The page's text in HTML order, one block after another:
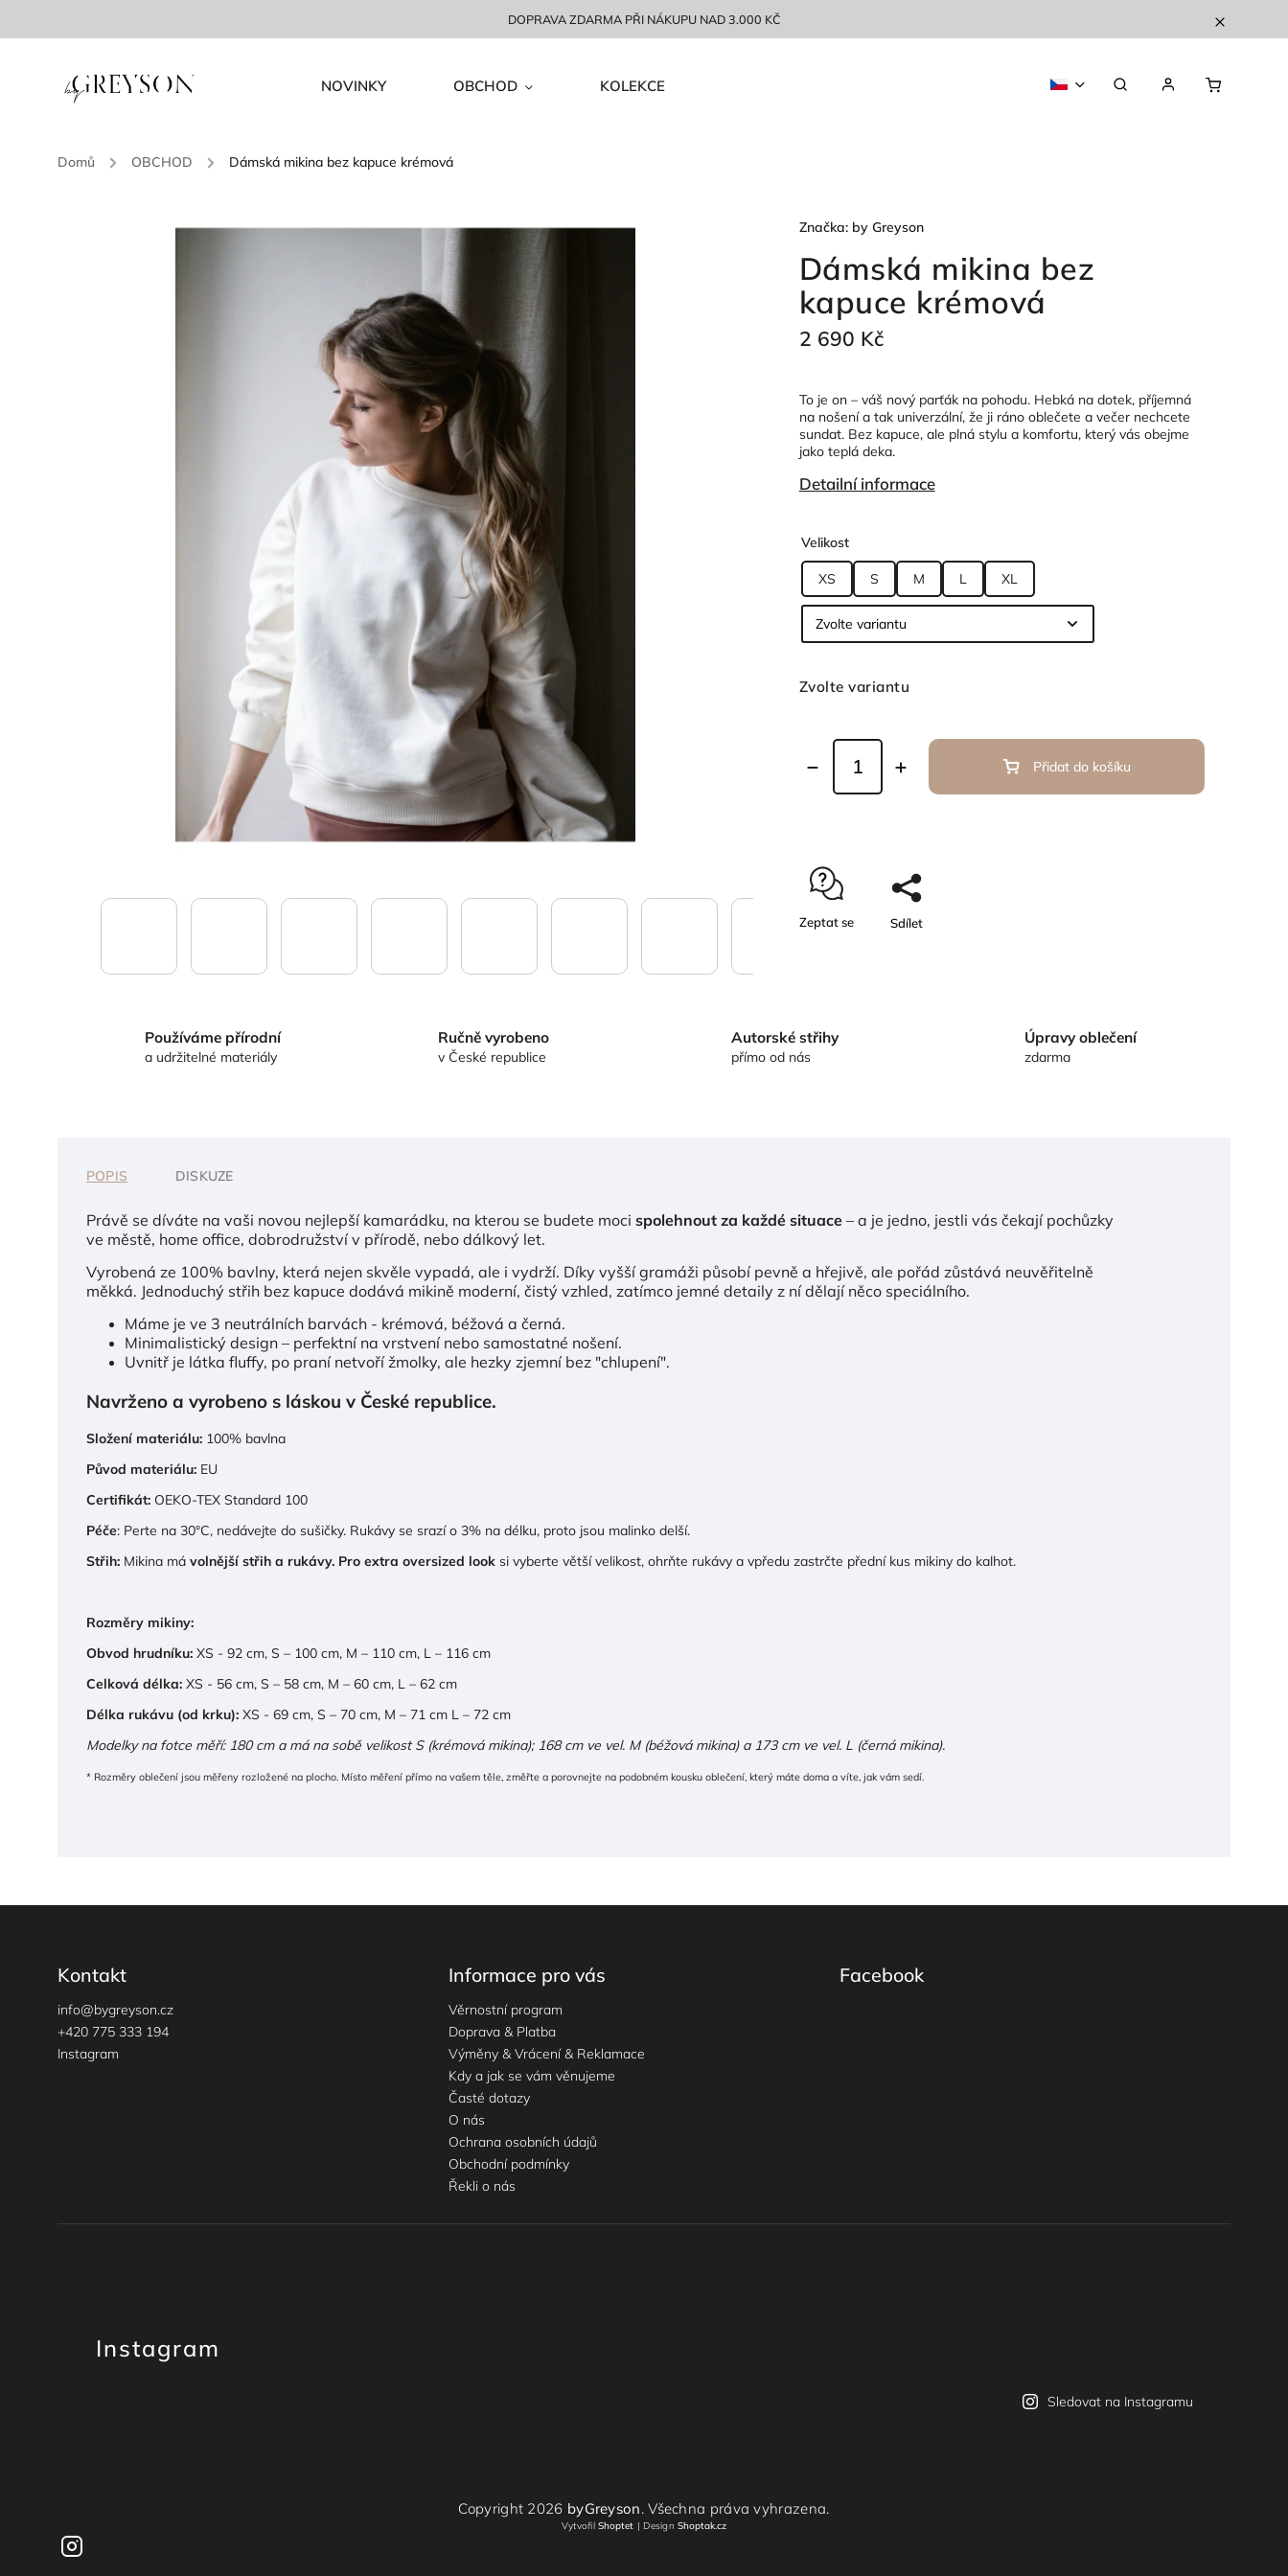
DOPRAVA ZDARMA PŘI NÁKUPU NAD 3.000 KČ
NOVINKY OBCHOD KOLEKCE
Domů / OBCHOD / Dámská mikina bez kapuce krémová
Dámská mikina bez
kapuce krémová
2 690 Kč
To je on – váš nový parťák na pohodu. Hebká na dotek, příjemná
na nošení a tak univerzální, že ji ráno oblečete a večer nechcete
sundat. Bez kapuce, ale plná stylu a komfortu, který vás obejme
jako teplá deka.
Detailní informace
Značka: by Greyson
Velikost
XS S M L XL
Zvolte variantu
Přidat do košíku
Zeptat se Sdílet
Používáme přírodní
a udržitelné materiály
Ručně vyrobeno
v České republice
Autorské střihy
přímo od nás
Úpravy oblečení
zdarma
POPIS DISKUZE
Právě se díváte na vaši novou nejlepší kamarádku, na kterou se budete moci spolehnout za každé situace – a je jedno, jestli vás čekají pochůzky
ve městě, home office, dobrodružství v přírodě, nebo dálkový let.
Vyrobená ze 100% bavlny, která nejen skvěle vypadá, ale i vydrží. Díky vyšší gramáži působí pevně a hřejivě, ale pořád zůstává neuvěřitelně
měkká. Jednoduchý střih bez kapuce dodává mikině moderní, čistý vzhled, zatímco jemné detaily z ní dělají něco speciálního.
Máme je ve 3 neutrálních barvách - krémová, béžová a černá.
Minimalistický design – perfektní na vrstvení nebo samostatné nošení.
Uvnitř je látka fluffy, po praní netvoří žmolky, ale hezky zjemní bez "chlupení".
Navrženo a vyrobeno s láskou v České republice.
Složení materiálu: 100% bavlna
Původ materiálu: EU
Certifikát: OEKO-TEX Standard 100
Péče: Perte na 30°C, nedávejte do sušičky. Rukávy se srazí o 3% na délku, proto jsou malinko delší.
Střih: Mikina má volnější střih a rukávy. Pro extra oversized look si vyberte větší velikost, ohrňte rukávy a vpředu zastrčte přední kus mikiny do kalhot.
Rozměry mikiny:
Obvod hrudníku: XS - 92 cm, S – 100 cm, M – 110 cm, L – 116 cm
Celková délka: XS - 56 cm, S – 58 cm, M – 60 cm, L – 62 cm
Délka rukávu (od krku): XS - 69 cm, S – 70 cm, M – 71 cm L – 72 cm
Modelky na fotce měří: 180 cm a má na sobě velikost S (krémová mikina); 168 cm ve vel. M (béžová mikina) a 173 cm ve vel. L (černá mikina).
* Rozměry oblečení jsou měřeny rozložené na plocho. Místo měření přímo na vašem těle, změřte a porovnejte na podobném kousku oblečení, který máte doma a víte, jak vám sedí.
Kontakt
info@bygreyson.cz
+420 775 333 194
Instagram
Informace pro vás
Věrnostní program
Doprava & Platba
Výměny & Vrácení & Reklamace
Kdy a jak se vám věnujeme
Časté dotazy
O nás
Ochrana osobních údajů
Obchodní podmínky
Řekli o nás
Instagram
Sledovat na Instagramu
Facebook
Copyright 2026 byGreyson. Všechna práva vyhrazena.
VytvořilShoptet | DesignShoptak.cz